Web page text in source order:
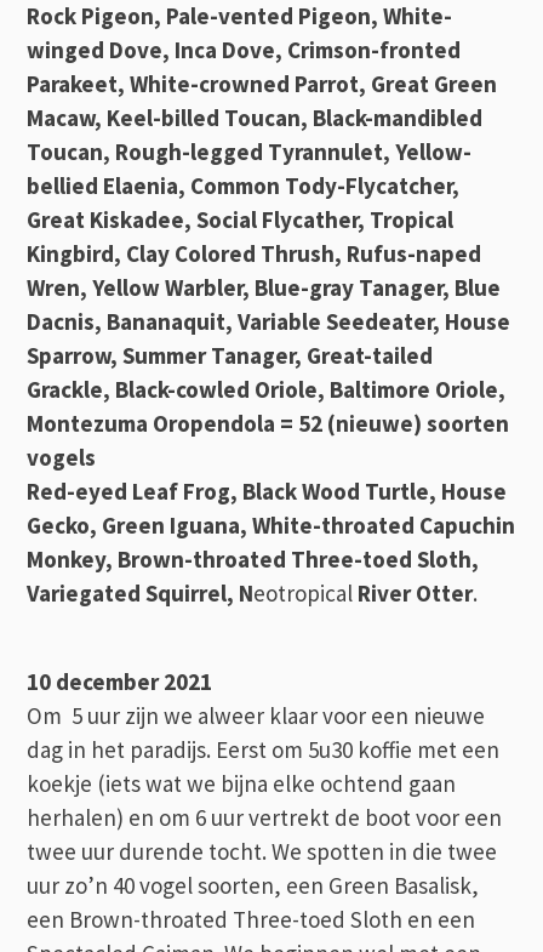
Rock Pigeon, Pale-vented Pigeon, White-
winged Dove, Inca Dove, Crimson-fronted
Parakeet, White-crowned Parrot, Great Green
Macaw, Keel-billed Toucan, Black-mandibled
Toucan, Rough-legged Tyrannulet, Yellow-
bellied Elaenia, Common Tody-Flycatcher,
Great Kiskadee, Social Flycather, Tropical
Kingbird, Clay Colored Thrush, Rufus-naped
Wren, Yellow Warbler, Blue-gray Tanager, Blue
Dacnis, Bananaquit, Variable Seedeater, House
Sparrow, Summer Tanager, Great-tailed
Grackle, Black-cowled Oriole, Baltimore Oriole,
Montezuma Oropendola = 52 (nieuwe) soorten
vogels
Red-eyed Leaf Frog, Black Wood Turtle, House
Gecko, Green Iguana, White-throated Capuchin
Monkey, Brown-throated Three-toed Sloth,
Variegated Squirrel, Neotropical River Otter.
10 december 2021
Om 5 uur zijn we alweer klaar voor een nieuwe
dag in het paradijs. Eerst om 5u30 koffie met een
koekje (iets wat we bijna elke ochtend gaan
herhalen) en om 6 uur vertrekt de boot voor een
twee uur durende tocht. We spotten in die twee
uur zo’n 40 vogel soorten, een Green Basalisk,
een Brown-throated Three-toed Sloth en een